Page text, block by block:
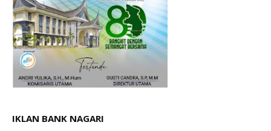
IKLAN BANK NAGARI